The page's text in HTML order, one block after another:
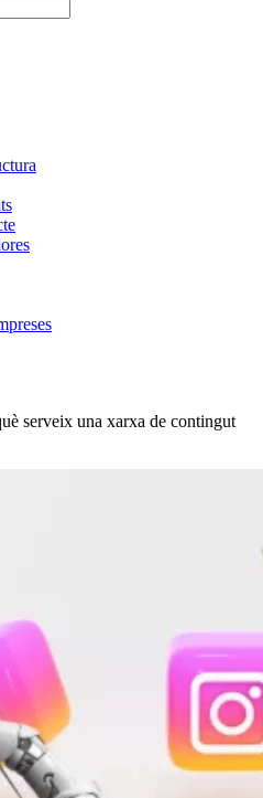
serveix una xarxa de contingut